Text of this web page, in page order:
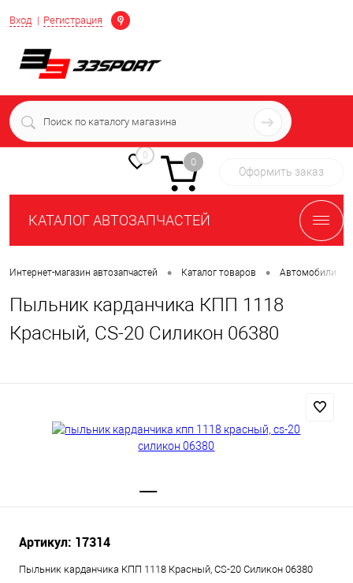
Вход Регистрация
Определение
+7 (939) 716-10-06
пн-пт 7:00-16:00 МСК
0
0
Оформить заказ
КАТАЛОГ АВТОЗАПЧАСТЕЙ
Интернет-магазин автозапчастей • Каталог товаров • Автомобили
Пыльник карданчика КПП 1118
Красный, CS-20 Силикон 06380
Артикул: 17314
Пыльник карданчика КПП 1118 Красный, CS-20 Силикон 06380